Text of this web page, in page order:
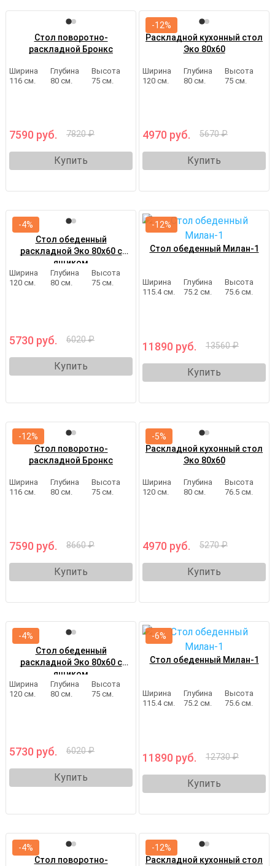
Стол поворотно-
раскладной Бронкс
Ширина
116 см.
Глубина
80 см.
Высота
75 см.
7590 руб. 7820 ₽
Купить
Раскладной кухонный стол
Эко 80х60
Ширина
120 см.
Глубина
80 см.
Высота
75 см.
4970 руб. 5670 ₽
Купить
-12%
Стол обеденный
раскладной Эко 80х60 с
ящиком
Ширина
120 см.
Глубина
80 см.
Высота
75 см.
5730 руб. 6020 ₽
Купить
-4%
Стол обеденный Милан-1
Ширина
115.4 см.
Глубина
75.2 см.
Высота
75.6 см.
11890 руб. 13560 ₽
Купить
-12%
Стол поворотно-
раскладной Бронкс
Ширина
116 см.
Глубина
80 см.
Высота
75 см.
7590 руб. 8660 ₽
Купить
-12%
Раскладной кухонный стол
Эко 80х60
Ширина
120 см.
Глубина
80 см.
Высота
76.5 см.
4970 руб. 5270 ₽
Купить
-5%
Стол обеденный
раскладной Эко 80х60 с
ящиком
Ширина
120 см.
Глубина
80 см.
Высота
75 см.
5730 руб. 6020 ₽
Купить
-4%
Стол обеденный Милан-1
Ширина
115.4 см.
Глубина
75.2 см.
Высота
75.6 см.
11890 руб. 12730 ₽
Купить
-6%
Стол поворотно-
-4%
Раскладной кухонный стол
-12%